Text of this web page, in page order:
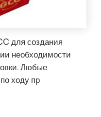
для создания
необходимости
Любые
ходу пр